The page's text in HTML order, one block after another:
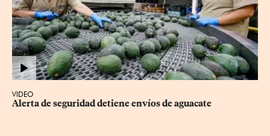
VIDEO
Alerta de seguridad detiene envíos de aguacate